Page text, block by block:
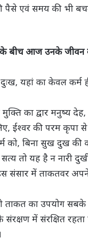
पैसे एवं समय की भी
के बीच आज उनके
यहां का केवल कर्म
का द्वार मनुष्य
ईश्वर की परम कृपा से
को, बिना सुख दुख की
तो यह है न नारी
इस संसार में ताकतवर
ताकत का उपयोग
में संरक्षित